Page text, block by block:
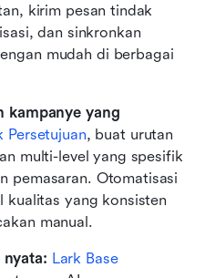
kirim pesan tindak
dan sinkronkan
mudah di berbagai
kampanye yang
Persetujuan, buat urutan
multi-level yang spesifik
pemasaran. Otomatisasi
kualitas yang konsisten
manual.
Lark Base